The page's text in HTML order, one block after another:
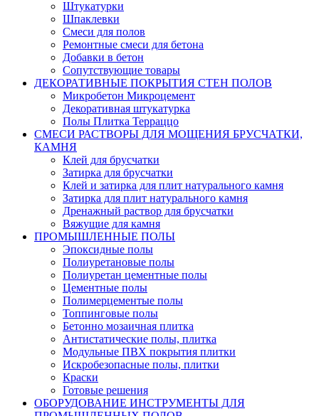
Штукатурки
Шпаклевки
Смеси для полов
Ремонтные смеси для бетона
Добавки в бетон
Сопутствующие товары
ДЕКОРАТИВНЫЕ ПОКРЫТИЯ СТЕН ПОЛОВ
Микробетон Микроцемент
Декоративная штукатурка
Полы Плитка Терраццо
СМЕСИ РАСТВОРЫ ДЛЯ МОЩЕНИЯ БРУСЧАТКИ,
КАМНЯ
Клей для брусчатки
Затирка для брусчатки
Клей и затирка для плит натурального камня
Затирка для плит натурального камня
Дренажный раствор для брусчатки
Вяжущие для камня
ПРОМЫШЛЕННЫЕ ПОЛЫ
Эпоксидные полы
Полиуретановые полы
Полиуретан цементные полы
Цементные полы
Полимерцементые полы
Топпинговые полы
Бетонно мозаичная плитка
Антистатические полы, плитка
Модульные ПВХ покрытия плитки
Искробезопасные полы, плитки
Краски
Готовые решения
ОБОРУДОВАНИЕ ИНСТРУМЕНТЫ ДЛЯ